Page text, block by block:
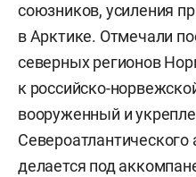
союзников, усиления
в Арктике. Отмечали
северных регионов
к российско-
вооруженный и
Североатлантического
делается под